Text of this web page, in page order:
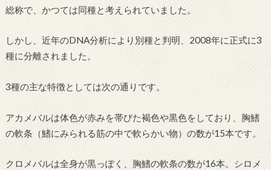
総称で、かつては同種と考えられていました。
しかし、近年のDNA分析により別種と判明、2008年に正式に3
種に分離されました。
3種の主な特徴としては次の通りです。
アカメバルは体色が赤みを帯びた褐色や黒色をしており、胸鰭
の軟条（鰭にみられる筋の中で軟らかい物）の数が15本です。
クロメバルは全身が黒っぽく、胸鰭の軟条の数が16本。シロメ